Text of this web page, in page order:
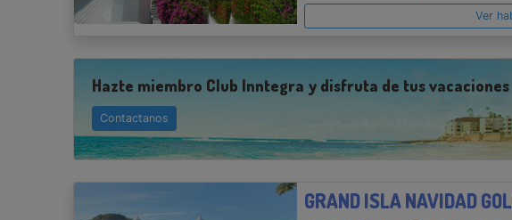
Ver
Hazte miembro Club Inntegra y disfruta de tus vacaciones
Contactanos